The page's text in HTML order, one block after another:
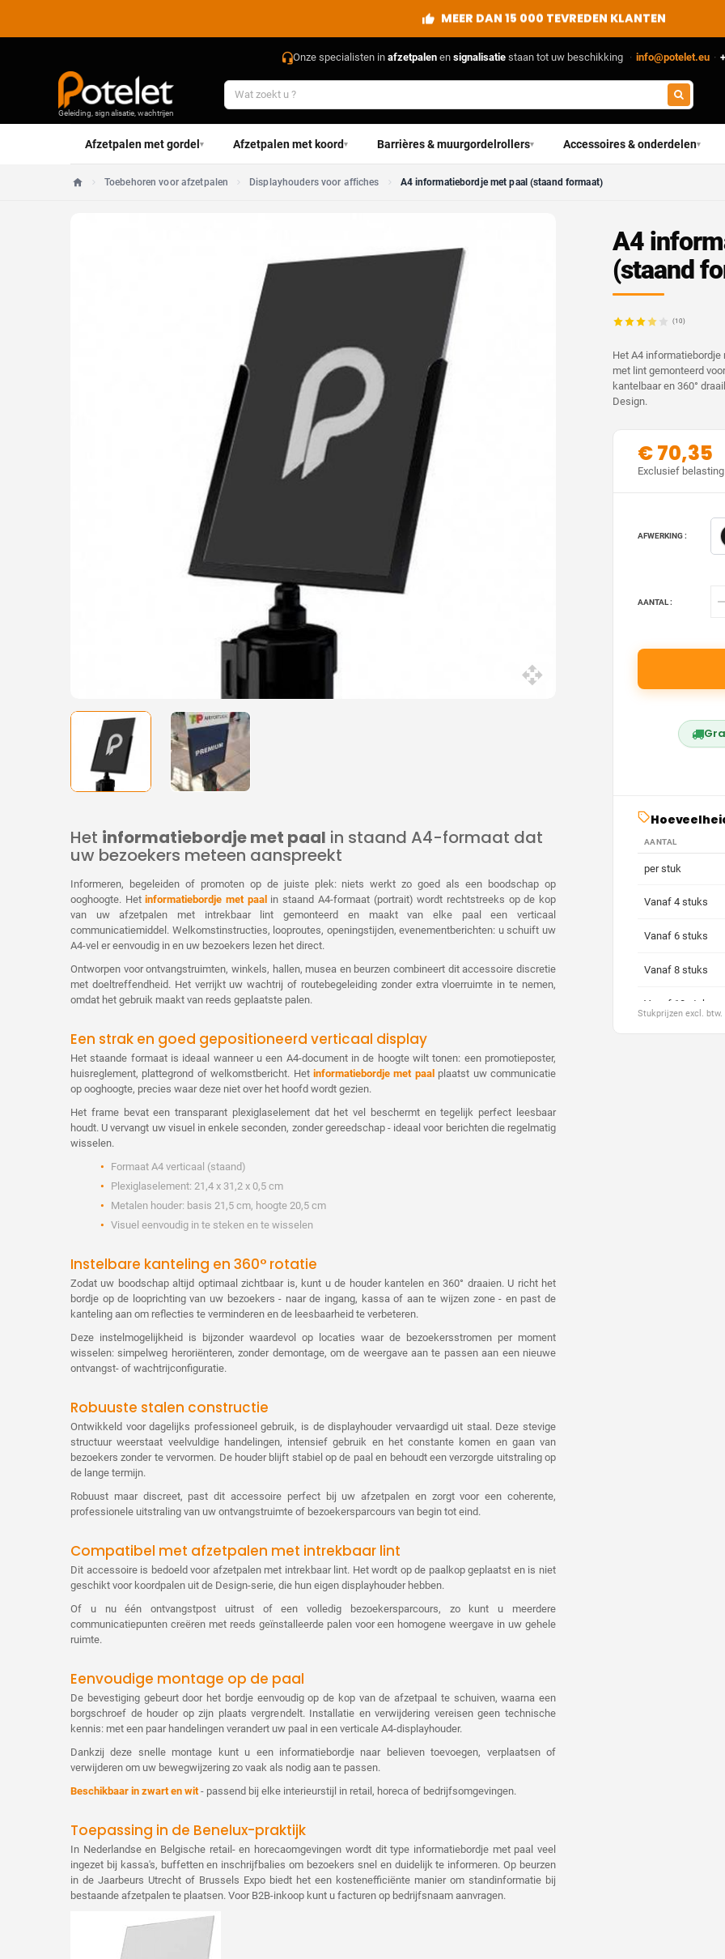
MEER DAN 15 000 TEVREDEN KLANTEN
Onze specialisten in afzetpalenen signalisatiestaan tot uw beschikking · info@potelet.eu ·
Geleiding, signalisatie, wachtrijen
Afzetpalen met gordel▾ Afzetpalen met koord▾ Barrières & muurgordelrollers▾ Accessoires & onderdelen▾
Home
Toebehoren voor afzetpalen Displayhouders voor affiches A4 informatiebordje met paal (staand formaat)
Het informatiebordje met paal in staand A4-formaat dat
uw bezoekers meteen aanspreekt
Informeren, begeleiden of promoten op de juiste plek: niets werkt zo goed als een boodschap op
ooghoogte. Hetinformatiebordje met paal in staand A4-formaat (portrait) wordt rechtstreeks op de kop
van uw afzetpalen met intrekbaar lint gemonteerd en maakt van elke paal een verticaal
communicatiemiddel. Welkomstinstructies, looproutes, openingstijden, evenementberichten: u schuift uw
A4-vel er eenvoudig in en uw bezoekers lezen het direct.
Ontworpen voor ontvangstruimten, winkels, hallen, musea en beurzen combineert dit accessoire discretie
met doeltreffendheid. Het verrijkt uw wachtrij of routebegeleiding zonder extra vloerruimte in te nemen,
omdat het gebruik maakt van reeds geplaatste palen.
Een strak en goed gepositioneerd verticaal display
Het staande formaat is ideaal wanneer u een A4-document in de hoogte wilt tonen: een promotieposter,
huisreglement, plattegrond of welkomstbericht. Het informatiebordje met paal plaatst uw communicatie
op ooghoogte, precies waar deze niet over het hoofd wordt gezien.
Het frame bevat een transparant plexiglaselement dat het vel beschermt en tegelijk perfect leesbaar
houdt. U vervangt uw visuel in enkele seconden, zonder gereedschap - ideaal voor berichten die regelmatig
wisselen.
Formaat A4 verticaal (staand)
Plexiglaselement: 21,4 x 31,2 x 0,5 cm
Metalen houder: basis 21,5 cm, hoogte 20,5 cm
Visuel eenvoudig in te steken en te wisselen
Instelbare kanteling en 360° rotatie
Zodat uw boodschap altijd optimaal zichtbaar is, kunt u de houder kantelen en 360° draaien. U richt het
bordje op de looprichting van uw bezoekers - naar de ingang, kassa of aan te wijzen zone - en past de
kanteling aan om reflecties te verminderen en de leesbaarheid te verbeteren.
Deze instelmogelijkheid is bijzonder waardevol op locaties waar de bezoekersstromen per moment
wisselen: simpelweg heroriënteren, zonder demontage, om de weergave aan te passen aan een nieuwe
ontvangst- of wachtrijconfiguratie.
Robuuste stalen constructie
Ontwikkeld voor dagelijks professioneel gebruik, is de displayhouder vervaardigd uit staal. Deze stevige
structuur weerstaat veelvuldige handelingen, intensief gebruik en het constante komen en gaan van
bezoekers zonder te vervormen. De houder blijft stabiel op de paal en behoudt een verzorgde uitstraling op
de lange termijn.
Robuust maar discreet, past dit accessoire perfect bij uw afzetpalen en zorgt voor een coherente,
professionele uitstraling van uw ontvangstruimte of bezoekersparcours van begin tot eind.
Compatibel met afzetpalen met intrekbaar lint
Dit accessoire is bedoeld voor afzetpalen met intrekbaar lint. Het wordt op de paalkop geplaatst en is niet
geschikt voor koordpalen uit de Design-serie, die hun eigen displayhouder hebben.
Of u nu één ontvangstpost uitrust of een volledig bezoekersparcours, zo kunt u meerdere
communicatiepunten creëren met reeds geïnstalleerde palen voor een homogene weergave in uw gehele
ruimte.
Eenvoudige montage op de paal
De bevestiging gebeurt door het bordje eenvoudig op de kop van de afzetpaal te schuiven, waarna een
borgschroef de houder op zijn plaats vergrendelt. Installatie en verwijdering vereisen geen technische
kennis: met een paar handelingen verandert uw paal in een verticale A4-displayhouder.
Dankzij deze snelle montage kunt u een informatiebordje naar believen toevoegen, verplaatsen of
verwijderen om uw bewegwijzering zo vaak als nodig aan te passen.
Beschikbaar in zwart en wit- passend bij elke interieurstijl in retail, horeca of bedrijfsomgevingen.
Toepassing in de Benelux-praktijk
In Nederlandse en Belgische retail- en horecaomgevingen wordt dit type informatiebordje met paal veel
ingezet bij kassa's, buffetten en inschrijfbalies om bezoekers snel en duidelijk te informeren. Op beurzen
in de Jaarbeurs Utrecht of Brussels Expo biedt het een kostenefficiënte manier om standinformatie bij
bestaande afzetpalen te plaatsen. Voor B2B-inkoop kunt u facturen op bedrijfsnaam aanvragen.
A4
(staand
(10)
Het A4
met lint gemonteerd
kantelbaar en 360°
Design.
€ 70,35
Exclusief belasting
AFWERKING :
AANTAL :
AANTAL
per stuk
Vanaf 4 stuks
Vanaf 6 stuks
Vanaf 8 stuks
Vanaf 10 stuks
Stukprijzen excl.